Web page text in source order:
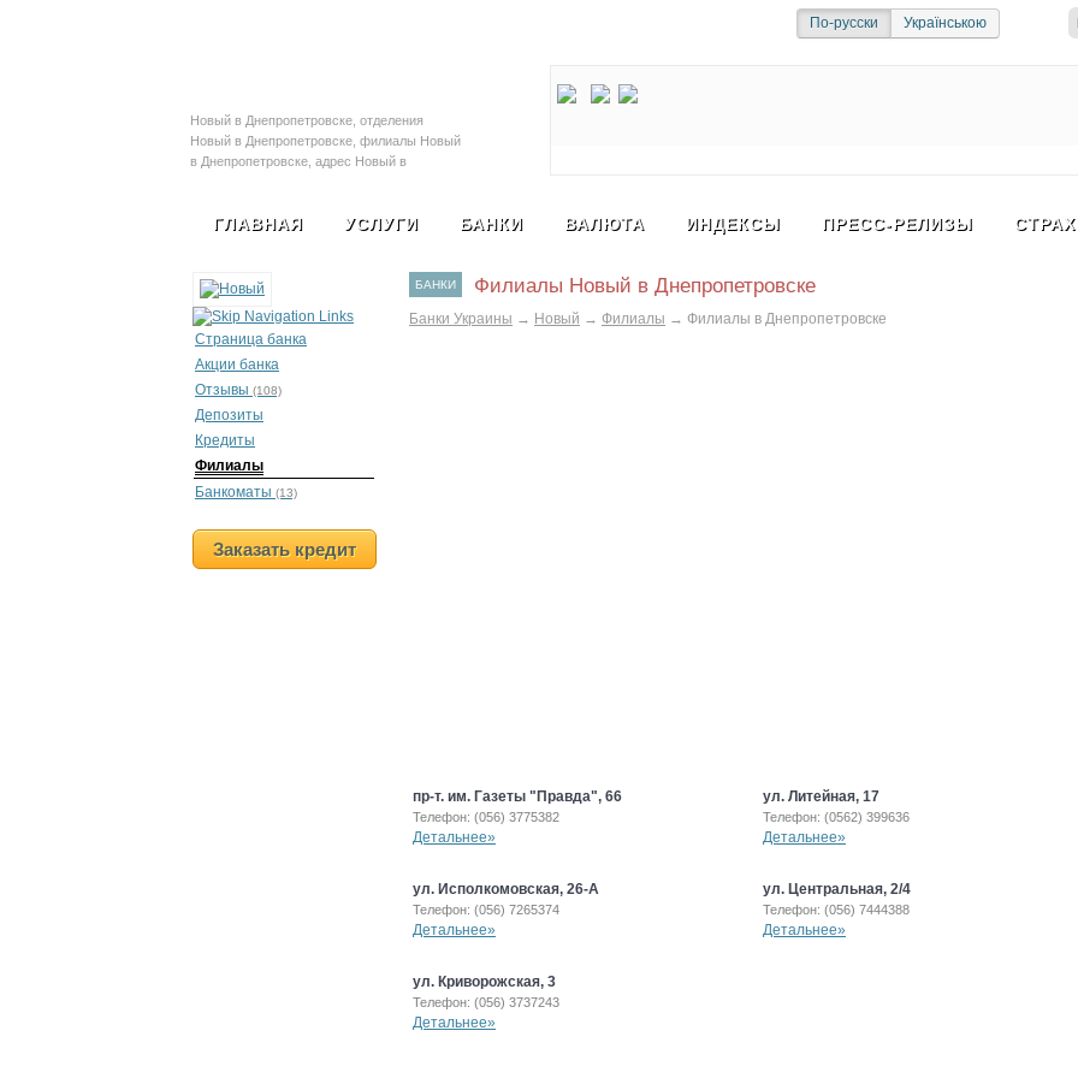
По-русски Українською
Новый в Днепропетровске, отделения
Новый в Днепропетровске, филиалы Новый
в Днепропетровске, адрес Новый в
ГЛАВНАЯ УСЛУГИ БАНКИ ВАЛЮТА ИНДЕКСЫ ПРЕСС-РЕЛИЗЫ
Страница банка
Акции банка
Отзывы (108)
Депозиты
Кредиты
Филиалы
Банкоматы (13)
Заказать кредит
БАНКИ Филиалы Новый в Днепропетровске
Банки Украины → Новый → Филиалы → Филиалы в Днепропетровске
пр-т. им. Газеты "Правда", 66
Телефон: (056) 3775382
Детальнее»
ул. Литейная, 17
Телефон: (0562) 399636
Детальнее»
ул. Исполкомовская, 26-А
Телефон: (056) 7265374
Детальнее»
ул. Центральная, 2/4
Телефон: (056) 7444388
Детальнее»
ул. Криворожская, 3
Телефон: (056) 3737243
Детальнее»